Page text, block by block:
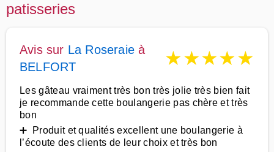
patisseries
Avis sur La Roseraie à
BELFORT
★★★★★
Les gâteau vraiment très bon très jolie très bien fait
je recommande cette boulangerie pas chère et très
bon
➕ Produit et qualités excellent une boulangerie à
l’écoute des clients de leur choix et très bon